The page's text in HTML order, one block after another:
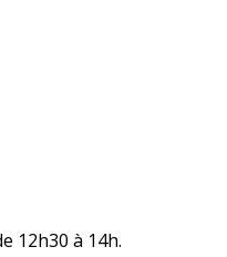
12h30 à 14h.